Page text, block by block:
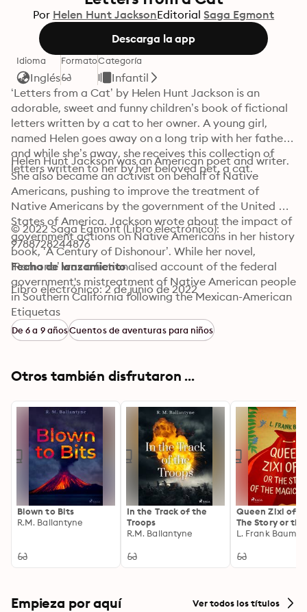
Por Helen Hunt JacksonEditorial Saga Egmont
Descarga la app
Idioma
Inglés
FormatoCategoría
Infantil
‘Letters from a Cat’ by Helen Hunt Jackson is an
adorable, sweet and funny children’s book of fictional
letters written by a cat to her owner. A young girl,
named Helen goes away on a long trip with her father,
and while she’s away, she receives this collection of
letters written to her by her beloved pet, a cat.
Helen Hunt Jackson was an American poet and writer.
She also became an activist on behalf of Native
Americans, pushing to improve the treatment of
Native Americans by the government of the United
States of America. Jackson wrote about the impact of
government actions on Native Americans in her history
book, ‘A Century of Dishonour’. While her novel,
‘Romona’ was a fictionalised account of the federal
government's mistreatment of Native American people
in Southern California following the Mexican-American
War, and the work successfully attracted attention to
Jackson’s cause.
© 2022 Saga Egmont (Libro electrónico):
9788728244876
Fecha de lanzamiento
Libro electrónico: 2 de junio de 2022
Etiquetas
De 6 a 9 añosCuentos de aventuras para niños
Otros también disfrutaron ...
Blown to Bits
R.M. Ballantyne
In the Track of the
Troops
R.M. Ballantyne
Queen Zixi of
The Story or the
Magic Cloak
L. Frank Baum
Empieza por aquí Ver todos los títulos